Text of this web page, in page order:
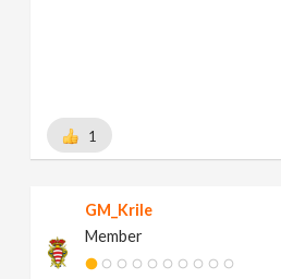
1
GM_Krile
Member